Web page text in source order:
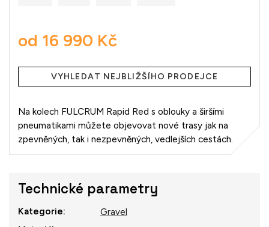
od 16 990 Kč
cena:
VYHLEDAT NEJBLIŽŠÍHO PRODEJCE
Na kolech FULCRUM Rapid Red s oblouky a širšími
pneumatikami můžete objevovat nové trasy jak na
zpevněných, tak i nezpevněných, vedlejších cestách.
Technické parametry
Kategorie:
Gravel